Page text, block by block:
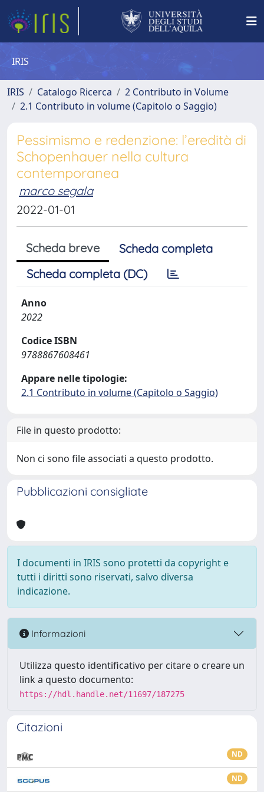
IRIS
IRIS Catalogo Ricerca
2 Contributo in Volume
2.1 Contributo in volume (Capitolo o Saggio)
Pessimismo e redenzione: l’eredità di
Schopenhauer nella cultura
contemporanea
marco segala
2022-01-01
Scheda breve
Scheda completa
Scheda completa (DC)
Anno
2022
Codice ISBN
9788867608461
Appare nelle tipologie:
2.1 Contributo in volume (Capitolo o Saggio)
File in questo prodotto:
Non ci sono file associati a questo prodotto.
Pubblicazioni consigliate
I documenti in IRIS sono protetti da copyright e
tutti i diritti sono riservati, salvo diversa
indicazione.
Informazioni
Utilizza questo identificativo per citare o creare un
link a questo documento:
https://hdl.handle.net/11697/187275
Citazioni
ND
ND